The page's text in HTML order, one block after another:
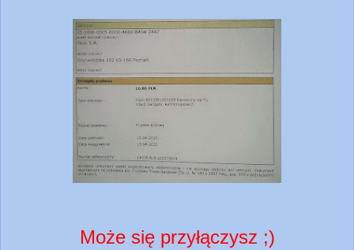
Może się przyłączysz ;)